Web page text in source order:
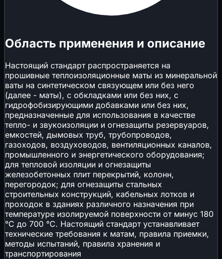
Область применения и описание
Настоящий стандарт распространяется на
прошивные теплоизоляционные маты из минеральной
ваты на синтетическом связующем или без него
(далее - маты), с обкладками или без них, с
гидрофобизирующими добавками или без них,
предназначенные для использования в качестве
тепло- и звукоизоляции и огнезащиты резервуаров,
емкостей, дымовых труб, трубопроводов,
газоходов, воздуховодов, вентиляционных каналов,
промышленного и энергетического оборудования;
для тепловой изоляции и огнезащиты
железобетонных плит перекрытий, колонн,
перегородок; для огнезащиты стальных
строительных конструкций, кабельных лотков и
проходок в зданиях различного назначения при
температуре изолируемой поверхности от минус 180
°C до 700 °C. Настоящий стандарт устанавливает
технические требования к матам, правила приемки,
методы испытаний, правила хранения и
транспортирования